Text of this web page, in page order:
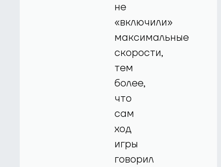
не
«включили»
максимальные
скорости,
тем
более,
что
сам
ход
игры
говорил